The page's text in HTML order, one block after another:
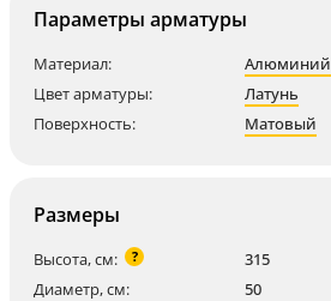
Параметры арматуры
Материал:
Алюминий
Цвет арматуры:
Латунь
Поверхность:
Матовый
Размеры
Высота, см: ?
315
Диаметр, см:
50